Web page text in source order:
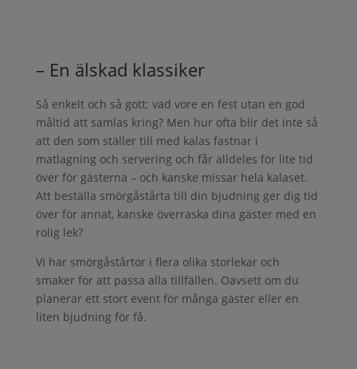
– En älskad klassiker
Så enkelt och så gott; vad vore en fest utan en god
måltid att samlas kring? Men hur ofta blir det inte så
att den som ställer till med kalas fastnar i
matlagning och servering och får alldeles för lite tid
över för gästerna – och kanske missar hela kalaset.
Att beställa smörgåstårta till din bjudning ger dig tid
över för annat, kanske överraska dina gäster med en
rolig lek?
Vi har smörgåstårtor i flera olika storlekar och
smaker för att passa alla tillfällen. Oavsett om du
planerar ett stort event för många gäster eller en
liten bjudning för få.